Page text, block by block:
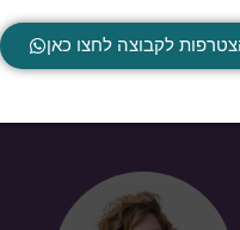
טלפון או תשלחו מייל ~
לקבוצה לחצו כאן